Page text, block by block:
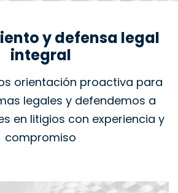
y defensa legal
integral
orientación proactiva para
legales y defendemos a
en litigios con experiencia y
compromiso